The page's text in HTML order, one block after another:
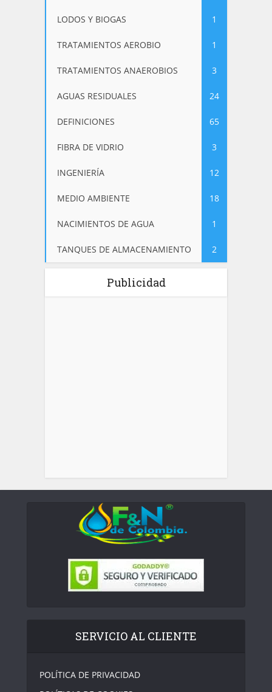
LODOS Y BIOGAS 1
TRATAMIENTOS AEROBIO 1
TRATAMIENTOS ANAEROBIOS 3
AGUAS RESIDUALES 24
DEFINICIONES 65
FIBRA DE VIDRIO 3
INGENIERÍA 12
MEDIO AMBIENTE 18
NACIMIENTOS DE AGUA 1
TANQUES DE ALMACENAMIENTO 2
Publicidad
SERVICIO AL CLIENTE
POLÍTICA DE PRIVACIDAD